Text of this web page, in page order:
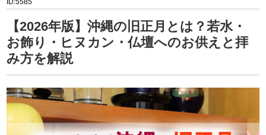
【2026年版】沖縄の旧正月とは？若水・
お飾り・ヒヌカン・仏壇へのお供えと拝
み方を解説